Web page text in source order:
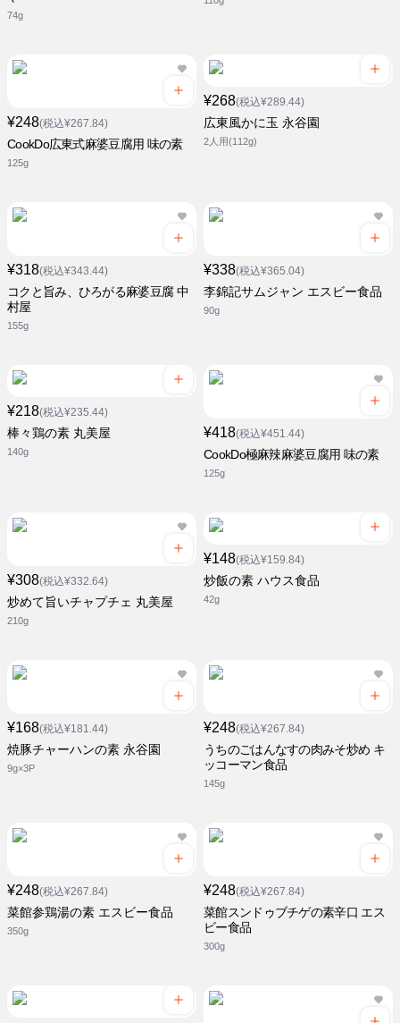
74g
¥248(税込¥267.84)
CookDo広東式麻婆豆腐用 味の素
125g
¥268(税込¥289.44)
広東風かに玉 永谷園
2人用(112g)
¥318(税込¥343.44)
コクと旨み、ひろがる麻婆豆腐 中
村屋
155g
¥338(税込¥365.04)
李錦記サムジャン エスビー食品
90g
¥218(税込¥235.44)
棒々鶏の素 丸美屋
140g
¥418(税込¥451.44)
CookDo極麻辣麻婆豆腐用 味の素
125g
¥308(税込¥332.64)
炒めて旨いチャプチェ 丸美屋
210g
¥148(税込¥159.84)
炒飯の素 ハウス食品
42g
¥168(税込¥181.44)
焼豚チャーハンの素 永谷園
9g×3P
¥248(税込¥267.84)
うちのごはんなすの肉みそ炒め キ
ッコーマン食品
145g
¥248(税込¥267.84)
菜館参鶏湯の素 エスビー食品
350g
¥248(税込¥267.84)
菜館スンドゥブチゲの素辛口 エス
ビー食品
300g